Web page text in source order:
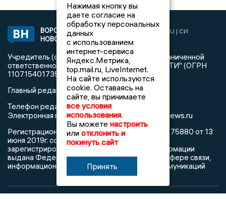
ВОРОНЕЖСКИЕ
НОВОСТИ
2019 © VORONEZHNEWS.RU | СИ
«Воронежские новости»
Учредитель (соучредители): Общество с ограниченной
ответственностью "РЕГИОНАЛЬНЫЕ НОВОСТИ" (ОГРН
1107154017354)
Главный редактор: Пирогов А.А.
Телефон редакции: +7 (473) 262 77 92
Электронная почта редакции:info@voronezhnews.ru
Регистрационный номер: серия Эл № ФС 77 - 75880 от 13
июня 2019г. согласно выписке из реестра
зарегистрированных средств массовой информации
выдана Федеральной службой по надзору в сфере связи,
информационных технологий и массовых коммуникаций
Нажимая кнопку вы
даете согласие на
обработку персональных
данных
с использованием
интернет-сервиса
Яндекс.Метрика,
top.mail.ru, LiveInternet.
На сайте используются
cookie. Оставаясь на
сайте, вы принимаете
все условия
использования.
Вы можете настроить
или отклонить и
покинуть сайт
Принять